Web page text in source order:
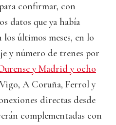
confirmar, con
datos que ya había
últimos meses, en lo
y número de trenes por
y Madrid y ocho
A Coruña, Ferrol y
directas desde
complementadas con